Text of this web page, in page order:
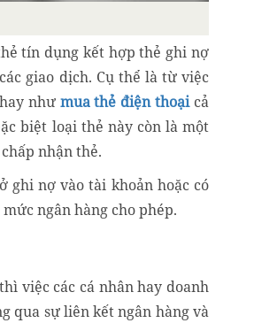
tín dụng kết hợp thẻ ghi nợ
giao dịch. Cụ thể là từ việc
như mua thẻ điện thoại cả
biệt loại thẻ này còn là một
nhận thẻ.
ghi nợ vào tài khoản hoặc có
ngân hàng cho phép.
việc các cá nhân hay doanh
qua sự liên kết ngân hàng và